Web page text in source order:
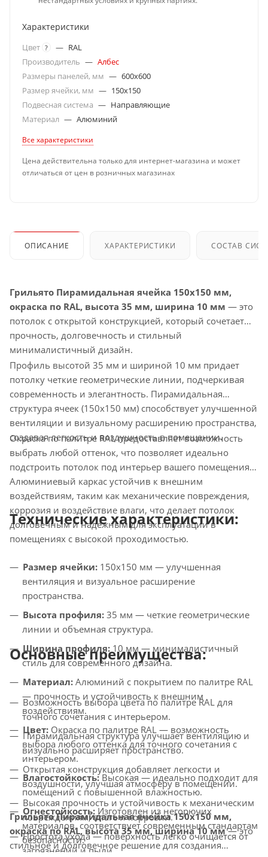
Характеристики
Цвет ? — RAL
Производитель — Албес
Размеры панелей, мм — 600x600
Размер ячейки, мм — 150x150
Подвесная система — Направляющие
Материал — Алюминий
Все характеристики
Цена действительна только для интернет-магазина и может
отличаться от цен в розничных магазинах
ОПИСАНИЕ ХАРАКТЕРИСТИКИ СОСТАВ
Грильято Пирамидальная ячейка 150х150 мм,
окраска по RAL, высота 35 мм, ширина 10 мм — это
потолок с открытой конструкцией, который сочетает
прочность, долговечность и стильный
минималистичный дизайн.
Профиль высотой 35 мм и шириной 10 мм придает
потолку четкие геометрические линии, подчеркивая
современность и элегантность. Пирамидальная
структура ячеек (150х150 мм) способствует улучшенной
вентиляции и визуальному расширению пространства,
создавая легкость и воздушность в помещении.
Окраска по палитре RAL предоставляет возможность
выбрать любой оттенок, что позволяет идеально
подстроить потолок под интерьер вашего помещения.
Алюминиевый каркас устойчив к внешним
воздействиям, таким как механические повреждения,
коррозия и воздействие влаги, что делает потолок
долговечным и надежным для эксплуатации в
помещениях с высокой проходимостью.
Технические характеристики:
Размер ячейки: 150х150 мм — улучшенная
вентиляция и визуальное расширение
пространства.
Высота профиля: 35 мм — четкие геометрические
линии и объемная структура.
Ширина профиля: 10 мм — минималистичный
стиль для современного дизайна.
Материал: Алюминий с покрытием по палитре RAL
— прочность и устойчивость к внешним
воздействиям.
Цвет: Окраска по палитре RAL — возможность
выбора любого оттенка для точного сочетания с
интерьером.
Влагостойкость:Высокая — идеально подходит для
помещений с повышенной влажностью.
Огнестойкость: Изготовлен из негорючих
материалов, соответствует современным стандартам
безопасности.
Основные преимущества:
Возможность выбора цвета по палитре RAL для
точного сочетания с интерьером.
Пирамидальная структура улучшает вентиляцию и
визуально расширяет пространство.
Открытая конструкция добавляет легкости и
воздушности, улучшая атмосферу в помещении.
Высокая прочность и устойчивость к механическим
повреждениям, влаге и коррозии.
Простота ухода — поверхность легко очищается от
загрязнений и пыли.
Грильято Пирамидальная ячейка 150х150 мм,
окраска по RAL, высота 35 мм, ширина 10 мм— это
стильное и долговечное решение для создания